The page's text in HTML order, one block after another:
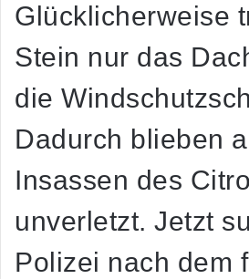
Glücklicherweise
Stein nur das
die
Dadurch blieben
Insassen des
unverletzt. Jetzt
Polizei nach dem